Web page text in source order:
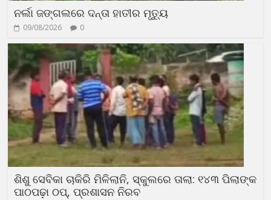
ନର୍ଲା ଜଙ୍ଗଲରେ ଦନ୍ତା ହାତୀର ମୃତ୍ୟୁ
09/08/2026 0
ଶିଶୁ ସେବିକା ଚାକିରି ମିଳିଲାନି, ସ୍କୁଲରେ ତାଲା: ୧୪୩ ପିଲାଙ୍କ
ପାଠପଢ଼ା ଠପ୍, ପ୍ରଶାସନ ନିରବ